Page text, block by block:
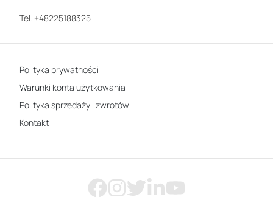
Tel. +48225188325
Polityka prywatności
Warunki konta użytkowania
Polityka sprzedaży i zwrotów
Kontakt